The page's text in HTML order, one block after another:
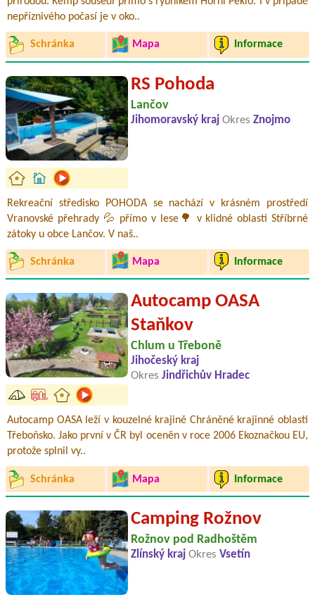
nepříznivého počasí je v oko..
Schránka Mapa Informace
RS Pohoda
Lančov
Jihomoravský kraj Okres Znojmo
Rekreační středisko POHODA se nachází v krásném prostředí
Vranovské přehrady 💦 přímo v lese🌳 v klidné oblasti Stříbrné
zátoky u obce Lančov. V naš..
Schránka Mapa Informace
Autocamp OASA
Staňkov
Chlum u Třeboně
Jihočeský kraj
Okres Jindřichův Hradec
Autocamp OASA leží v kouzelné krajině Chráněné krajinné oblasti
Třeboňsko. Jako první v ČR byl oceněn v roce 2006 Ekoznačkou EU,
protože splnil vy..
Schránka Mapa Informace
Camping Rožnov
Rožnov pod Radhoštěm
Zlínský kraj Okres Vsetín